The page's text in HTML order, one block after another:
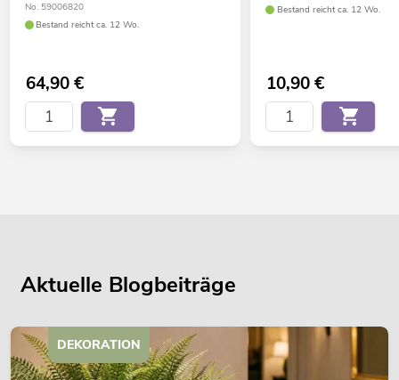
No. 59006820
Bestand reicht ca. 12 Wo.
64,90€
Bestand reicht ca. 12 Wo.
10,90€
Aktuelle Blogbeiträge
DEKORATION